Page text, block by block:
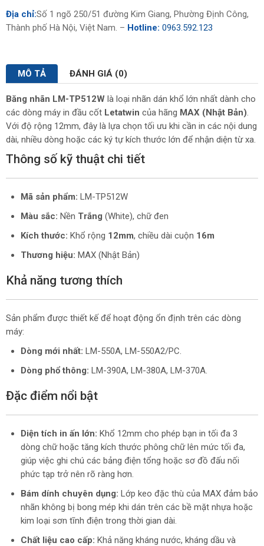
Địa chỉ:Số 1 ngõ 250/51 đường Kim Giang, Phường Định Công,
Thành phố Hà Nội, Việt Nam. – Hotline: 0963.592.123
MÔ TẢ ĐÁNH GIÁ (0)
Băng nhãn LM-TP512W là loại nhãn dán khổ lớn nhất dành cho
các dòng máy in đầu cốt Letatwin của hãng MAX (Nhật Bản).
Với độ rộng 12mm, đây là lựa chọn tối ưu khi cần in các nội dung
dài, nhiều dòng hoặc các ký tự kích thước lớn để nhận diện từ xa.
Thông số kỹ thuật chi tiết
Mã sản phẩm: LM-TP512W
Màu sắc: Nền Trắng (White), chữ đen
Kích thước: Khổ rộng 12mm, chiều dài cuộn 16m
Thương hiệu: MAX (Nhật Bản)
Khả năng tương thích
Sản phẩm được thiết kế để hoạt động ổn định trên các dòng
máy:
Dòng mới nhất: LM-550A, LM-550A2/PC.
Dòng phổ thông: LM-390A, LM-380A, LM-370A.
Đặc điểm nổi bật
Diện tích in ấn lớn: Khổ 12mm cho phép bạn in tối đa 3
dòng chữ hoặc tăng kích thước phông chữ lên mức tối đa,
giúp việc ghi chú các bảng điện tổng hoặc sơ đồ đấu nối
phức tạp trở nên rõ ràng hơn.
Bám dính chuyên dụng: Lớp keo đặc thù của MAX đảm bảo
nhãn không bị bong mép khi dán trên các bề mặt nhựa hoặc
kim loại sơn tĩnh điện trong thời gian dài.
Chất liệu cao cấp: Khả năng kháng nước, kháng dầu và